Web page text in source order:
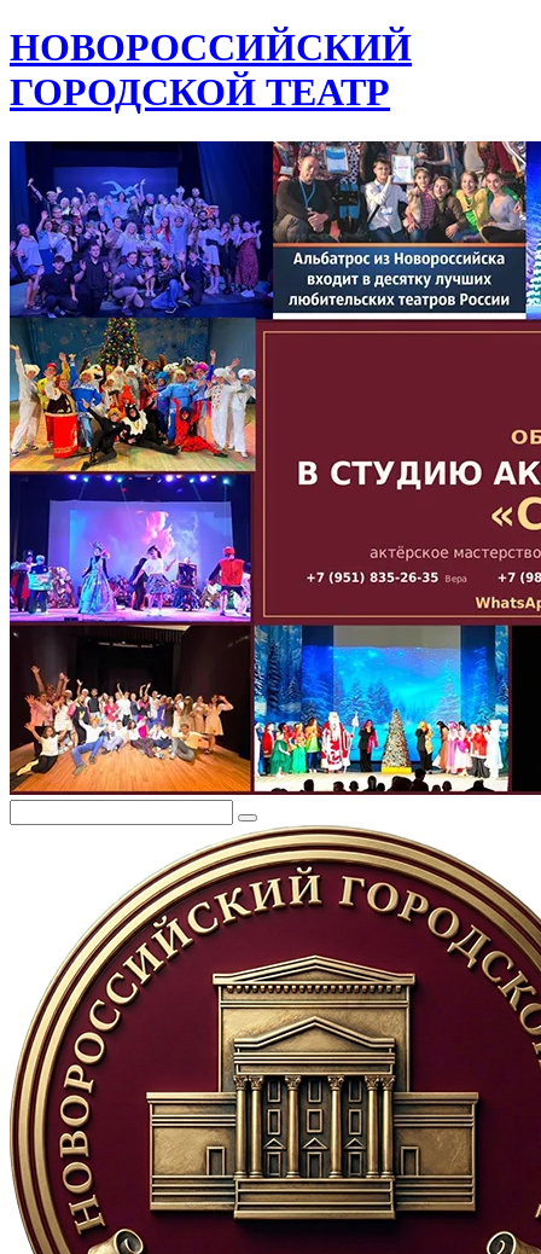
НОВОРОССИЙСКИЙ
ГОРОДСКОЙ ТЕАТР